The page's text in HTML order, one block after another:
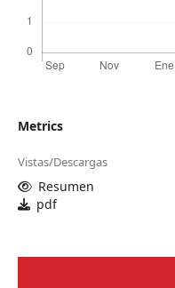
Metrics
Vistas/Descargas
Resumen
pdf